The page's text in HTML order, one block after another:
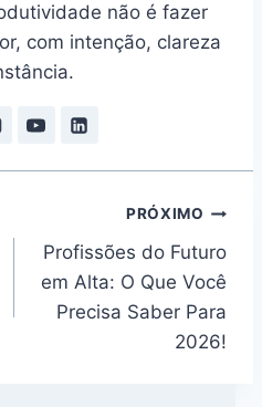
não é fazer
com intenção, clareza
PRÓXIMO
Profissões do Futuro
em Alta: O Que Você
Precisa Saber Para
2026!